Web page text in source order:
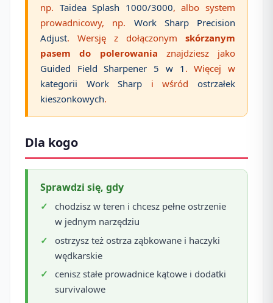
np. Taidea Splash 1000/3000, albo system
prowadnicowy, np. Work Sharp Precision
Adjust. Wersję z dołączonym skórzanym
pasem do polerowania znajdziesz jako
Guided Field Sharpener 5 w 1 . Więcej w
kategorii Work Sharp i wśródostrzałek
kieszonkowych.
Dla kogo
Sprawdzi się, gdy
chodzisz w teren i chcesz pełne ostrzenie
w jednym narzędziu
ostrzysz też ostrza ząbkowane i haczyki
wędkarskie
cenisz stałe prowadnice kątowe i dodatki
survivalowe